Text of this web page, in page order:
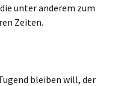
unter anderem zum
Zeiten.
bleiben will, der